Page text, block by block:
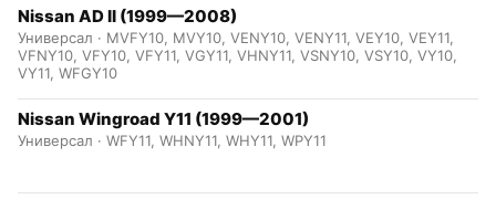
Nissan AD II (1999—2008)
Универсал · MVFY10, MVY10, VENY10, VENY11, VEY10, VEY11,
VFNY10, VFY10, VFY11, VGY11, VHNY11, VSNY10, VSY10, VY10,
VY11, WFGY10
Nissan Wingroad Y11 (1999—2001)
Универсал · WFY11, WHNY11, WHY11, WPY11